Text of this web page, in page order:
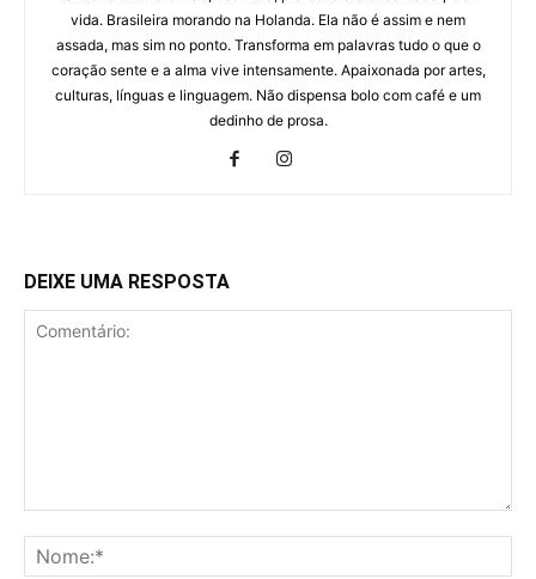
vida. Brasileira morando na Holanda. Ela não é assim e nem
assada, mas sim no ponto. Transforma em palavras tudo o que o
coração sente e a alma vive intensamente. Apaixonada por artes,
culturas, línguas e linguagem. Não dispensa bolo com café e um
dedinho de prosa.
DEIXE UMA RESPOSTA